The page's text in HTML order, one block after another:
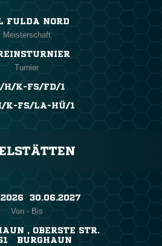
FULDA NORD
Meisterschaft
Turnier
H/K-FS/FD/1
K-FS/LA-HÜ/1
30.06.2027
Von - Bis
, OBERSTE STR.
BURGHAUN